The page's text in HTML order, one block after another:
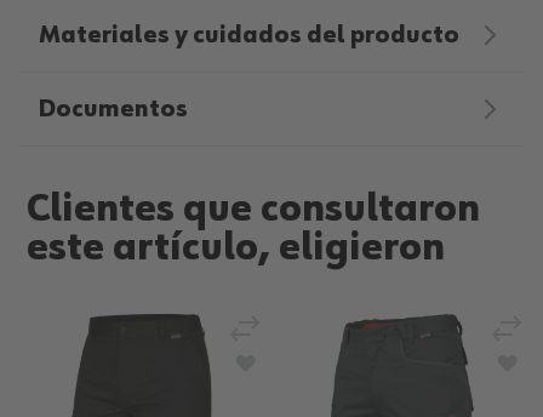
Materiales y cuidados del producto
Documentos
Clientes que consultaron
este artículo, eligieron
Añadir para comparar
Añadir a la Lista de Deseos